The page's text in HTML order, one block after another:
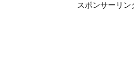
スポンサーリン